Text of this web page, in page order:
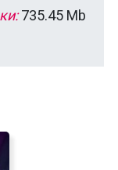
735.45 Mb